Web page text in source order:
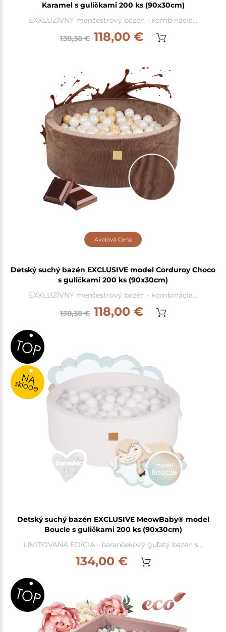
Karamel s guličkami 200 ks (90x30cm)
EXKLUZÍVNY menčestrový bazén - kombinácia...
138,38 € 118,00 €
Akciová Cena
Detský suchý bazén EXCLUSIVE model Corduroy Choco
s guličkami 200 ks (90x30cm)
EXKLUZÍVNY menčestrový bazén - kombinácia...
138,38 € 118,00 €
Detský suchý bazén EXCLUSIVE MeowBaby® model
Boucle s guličkami 200 ks (90x30cm)
LIMITOVANÁ EDÍCIA - barančekový guľatý bazén s...
134,00 €